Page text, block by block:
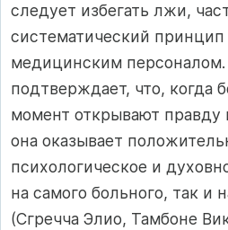
следует избегать лжи,
систематический
медицинским
подтверждает, что, когда
момент открывают правду
она оказывает
психологическое и
на самого больного, так и
(Сгречча Элио, Тамбоне